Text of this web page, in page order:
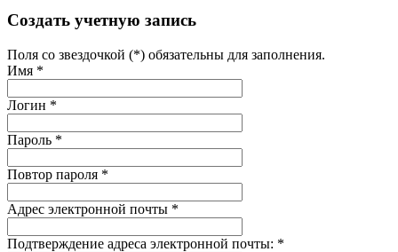
Создать учетную запись
Поля со звездочкой (*) обязательны для заполнения.
Имя *
Логин *
Пароль *
Повтор пароля *
Адрес электронной почты *
Подтверждение адреса электронной почты: *